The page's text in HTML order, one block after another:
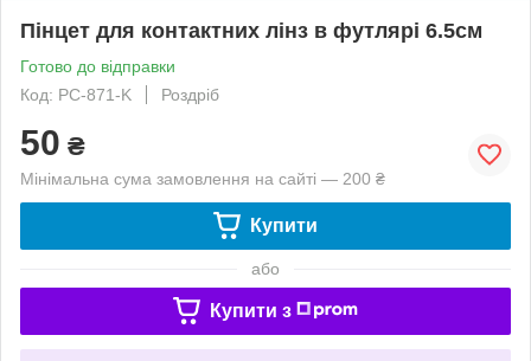
Пінцет для контактних лінз в футлярі 6.5см
Готово до відправки
Код: PC-871-K
Роздріб
50 ₴
Мінімальна сума замовлення на сайті — 200 ₴
Купити
або
Купити з